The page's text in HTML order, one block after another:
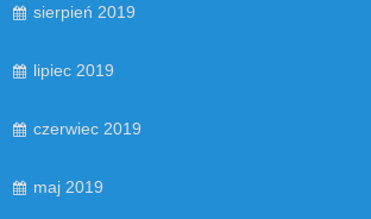
sierpień 2019
lipiec 2019
czerwiec 2019
maj 2019